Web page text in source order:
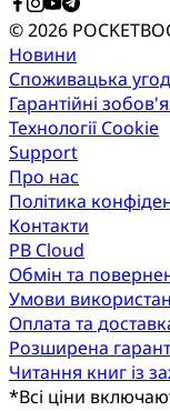
© 2026
Новини
Споживацька
Гарантійні
Технології Cookie
Support
Про нас
Політика
Контакти
PB Cloud
Обмін та
Умови
Оплата та
Розширена
Читання книг із
*Всі ціни